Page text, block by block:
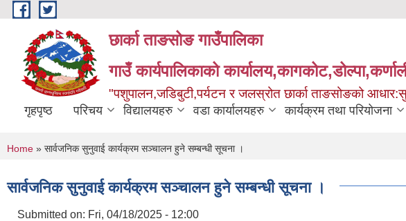
Skip to main content
छार्का ताङसोङ गाउँपालिका
गाउँ कार्यपालिकाको
"पशुपालन,जडिबुटी,पर्यटन र जलस्रोत छार्का ताङसोङको
गृहपृष्ठ परिचय विद्यालयहरु वडा कार्यालयहरु कार्यक्रम तथा परियोजना
You are here
Home » सार्वजनिक सुनुवाई कार्यक्रम सञ्चालन हुने सम्बन्धी सूचना ।
सार्वजनिक सुनुवाई कार्यक्रम सञ्चालन हुने सम्बन्धी सूचना ।
Submitted on: Fri, 04/18/2025 - 12:00